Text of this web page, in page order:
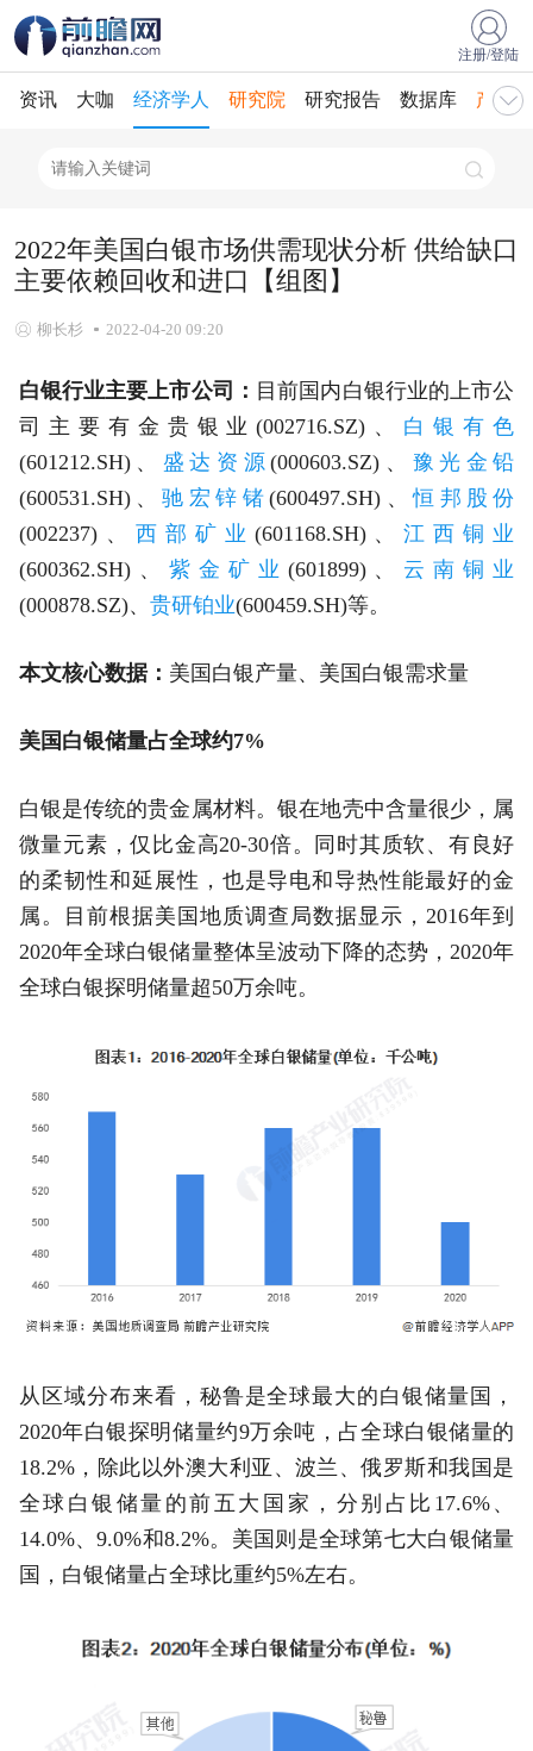
注册/登陆
资讯 大咖 经济学人 研究院 研究报告 数据库 产业
2022年美国白银市场供需现状分析 供给缺口
主要依赖回收和进口【组图】
柳长杉 2022-04-20 09:20
白银行业主要上市公司： 目前国内白银行业的上市公
司主要有金贵银业(002716.SZ)、 白银有色
(601212.SH)、 盛达资源(000603.SZ)、 豫光金铅
(600531.SH)、驰宏锌锗(600497.SH)、恒邦股份
(002237)、 西部矿业 (601168.SH)、江西铜业
(600362.SH)、 紫金矿业 (601899)、 云南铜业
(000878.SZ)、 贵研铂业(600459.SH)等。
本文核心数据： 美国白银产量、美国白银需求量
美国白银储量占全球约7%
白银是传统的贵金属材料。银在地壳中含量很少，属
微量元素，仅比金高20-30倍。同时其质软、有良好
的柔韧性和延展性，也是导电和导热性能最好的金
属。目前根据美国地质调查局数据显示，2016年到
2020年全球白银储量整体呈波动下降的态势，2020年
全球白银探明储量超50万余吨。
从区域分布来看，秘鲁是全球最大的白银储量国，
2020年白银探明储量约9万余吨，占全球白银储量的
18.2%，除此以外澳大利亚、波兰、俄罗斯和我国是
全球白银储量的前五大国家，分别占比17.6%、
14.0%、9.0%和8.2%。美国则是全球第七大白银储量
国，白银储量占全球比重约5%左右。